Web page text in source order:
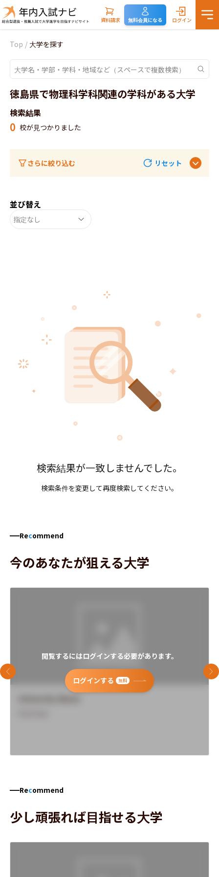
資料請求 無料会員になる ログイン
Top / 大学を探す
徳島県で物理科学科関連の学科がある大学
検索結果
0 校が見つかりました
さらに絞り込む リセット
並び替え
指定なし
検索結果が一致しませんでした。
検索条件を変更して再度検索してください。
Recommend
今のあなたが狙える大学
閲覧するにはログインする必要があります。
ログインする 無料
前のスライド 次
Recommend
少し頑張れば目指せる大学